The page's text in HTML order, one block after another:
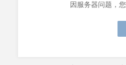
因服务器问题，